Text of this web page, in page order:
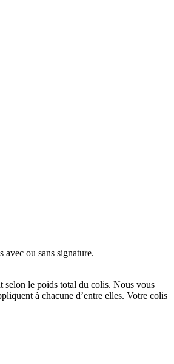
avec ou sans signature.
selon le poids total du colis. Nous vous
à chacune d’entre elles. Votre colis